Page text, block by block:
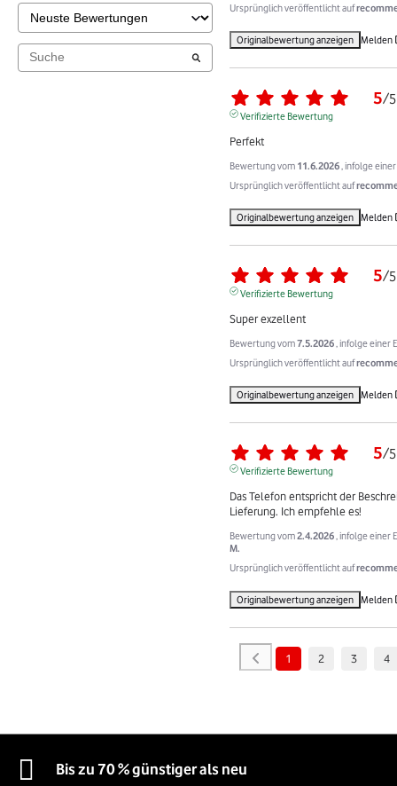
Ursprünglich veröffentlicht auf
Originalbewertung anzeigen Melden
5/5
Verifizierte Bewertung
Perfekt
Bewertung vom 11.6.2026 , infolge
Ursprünglich veröffentlicht auf
Originalbewertung anzeigen Melden
5/5
Verifizierte Bewertung
Super exzellent
Bewertung vom7.5.2026 , infolge einer
Ursprünglich veröffentlicht auf
Originalbewertung anzeigen Melden
5/5
Verifizierte Bewertung
Das Telefon entspricht der
Lieferung. Ich empfehle es!
Bewertung vom2.4.2026 , infolge einer
M.
Ursprünglich veröffentlicht auf
Originalbewertung anzeigen Melden
1 2 3 4
Bis zu 70 % günstiger als neu